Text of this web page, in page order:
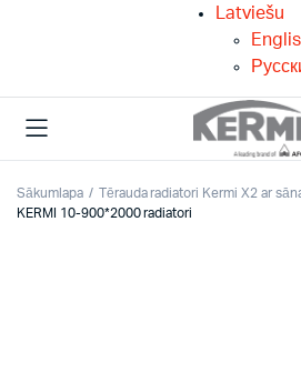
Latviešu
Sākumlapa
Tērauda radiatori Kermi X2 ar
KERMI 10-900*2000 radiatori